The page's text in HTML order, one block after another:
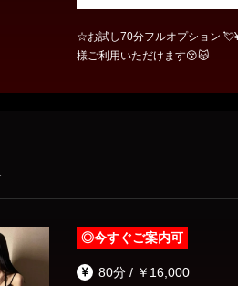
☆お試し70分フルオプション
様ご利用いただけます😚😽
◎今すぐご案内可
80分 / ￥16,000
北千住・綾瀬・亀有